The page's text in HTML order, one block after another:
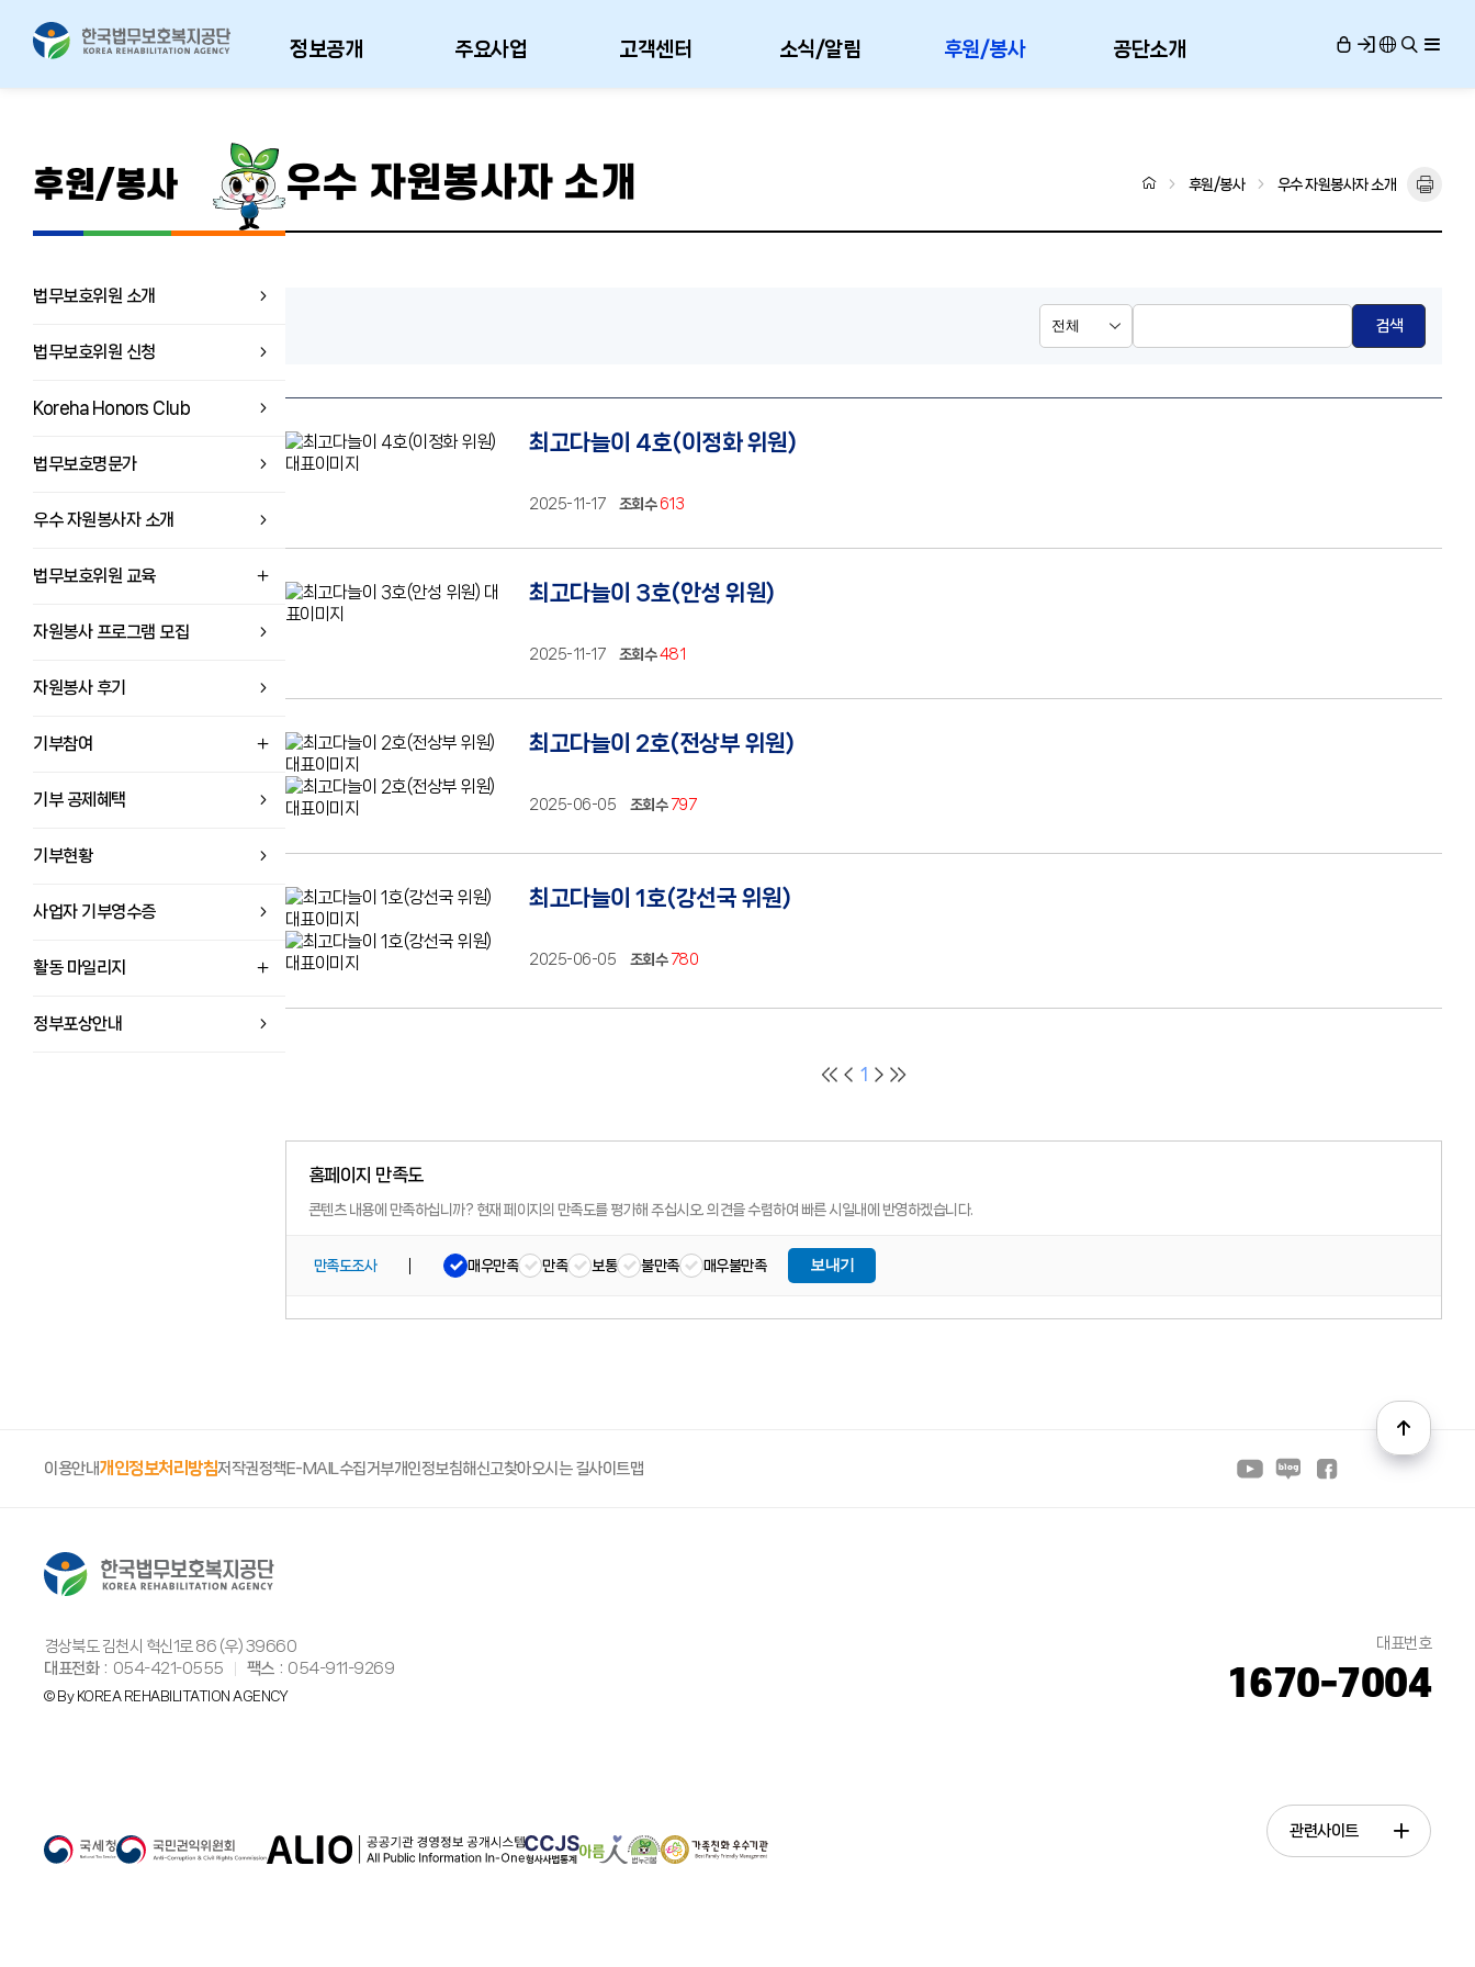
정보공개 주요사업 고객센터 소식/알림 후원/봉사 공단소개
후원/봉사
법무보호위원 소개
법무보호위원 신청
Koreha Honors Club
법무보호명문가
우수 자원봉사자 소개
법무보호위원 교육
자원봉사 프로그램 모집
자원봉사 후기
기부참여
기부 공제혜택
기부현황
사업자 기부영수증
활동 마일리지
정부포상안내
우수 자원봉사자 소개 후원/봉사 우수 자원봉사자 소개
검색
최고다늘이 4호(이정화 위원)
2025-11-17 조회수 613
최고다늘이 3호(안성 위원)
2025-11-17 조회수481
최고다늘이 2호(전상부 위원)
2025-06-05 조회수 797
최고다늘이 1호(강선국 위원)
2025-06-05 조회수 780
1
홈페이지 만족도
콘텐츠 내용에 만족하십니까? 현재 페이지의 만족도를 평가해 주십시오. 의견을 수렴하여 빠른 시일내에 반영하겠습니다.
만족도조사 매우만족 만족 보통 불만족 매우불만족 보내기
이용안내개인정보처리방침저작권정책E-MAIL수집거부개인정보침해신고찾아오시는 길사이트맵
경상북도 김천시 혁신1로 86 (우) 39660
대표전화
054-421-0555 팩스 054-911-9269
© By KOREA REHABILITATION AGENCY
대표번호
1670-7004
관련사이트